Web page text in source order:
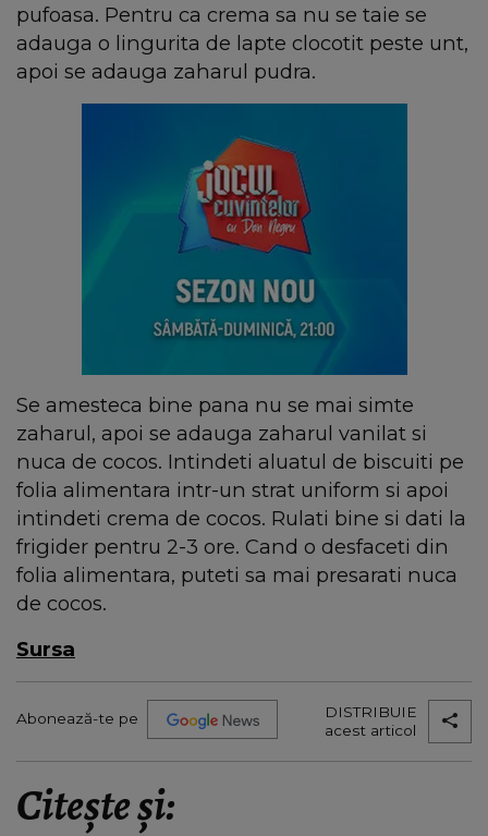
pufoasa. Pentru ca crema sa nu se taie se
adauga o lingurita de lapte clocotit peste unt,
apoi se adauga zaharul pudra.
Se amesteca bine pana nu se mai simte
zaharul, apoi se adauga zaharul vanilat si
nuca de cocos. Intindeti aluatul de biscuiti pe
folia alimentara intr-un strat uniform si apoi
intindeti crema de cocos. Rulati bine si dati la
frigider pentru 2-3 ore. Cand o desfaceti din
folia alimentara, puteti sa mai presarati nuca
de cocos.
Sursa
Abonează-te pe
DISTRIBUIE
acest articol
Citește și: